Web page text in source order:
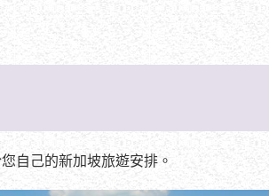
自己的新加坡旅遊安排。